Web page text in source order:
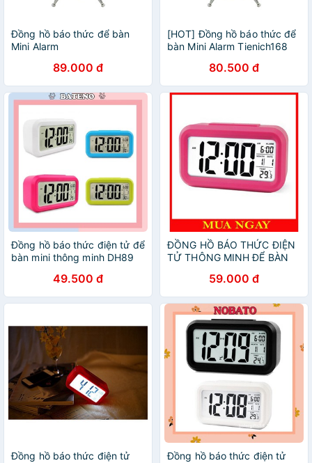
Đồng hồ báo thức để bàn
Mini Alarm
89.000 đ
[HOT] Đồng hồ báo thức để
bàn Mini Alarm Tienich168
80.500 đ
Đồng hồ báo thức điện tử để
bàn mini thông minh DH89
49.500 đ
ĐỒNG HỒ BÁO THỨC ĐIỆN
TỬ THÔNG MINH ĐỂ BÀN
59.000 đ
Đồng hồ báo thức điện tử
Đồng hồ báo thức điện tử